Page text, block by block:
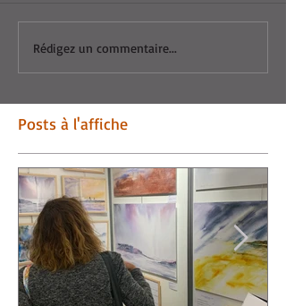
Rédigez un commentaire...
Posts à l'affiche